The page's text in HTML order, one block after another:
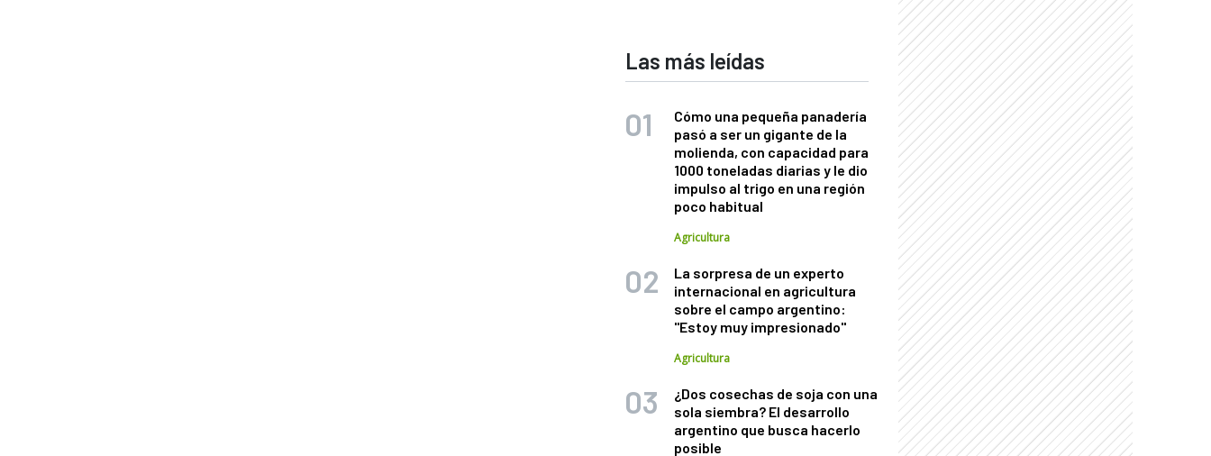
Las más leídas
Cómo una pequeña panadería
pasó a ser un gigante de la
molienda, con capacidad para
1000 toneladas diarias y le dio
impulso al trigo en una región
poco habitual
Agricultura
La sorpresa de un experto
internacional en agricultura
sobre el campo argentino:
"Estoy muy impresionado"
Agricultura
¿Dos cosechas de soja con una
sola siembra? El desarrollo
argentino que busca hacerlo
posible